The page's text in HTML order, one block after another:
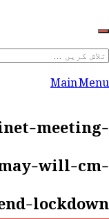
تلاش
کریں
Main Menu
meeting-
will-cm-
lockdown?-